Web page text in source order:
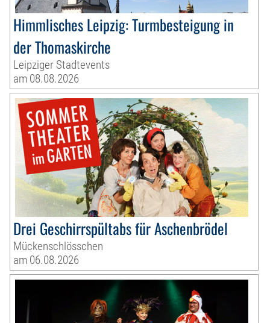
Himmlisches Leipzig: Turmbesteigung in
der Thomaskirche
Leipziger Stadtevents
am 08.08.2026
Drei Geschirrspültabs für Aschenbrödel
Mückenschlösschen
am 06.08.2026